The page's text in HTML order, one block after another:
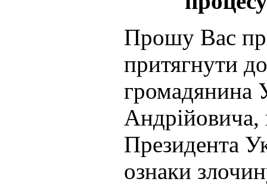
Прошу Вас
притягнути
громадянина
Андрійовича,
Президента
ознаки